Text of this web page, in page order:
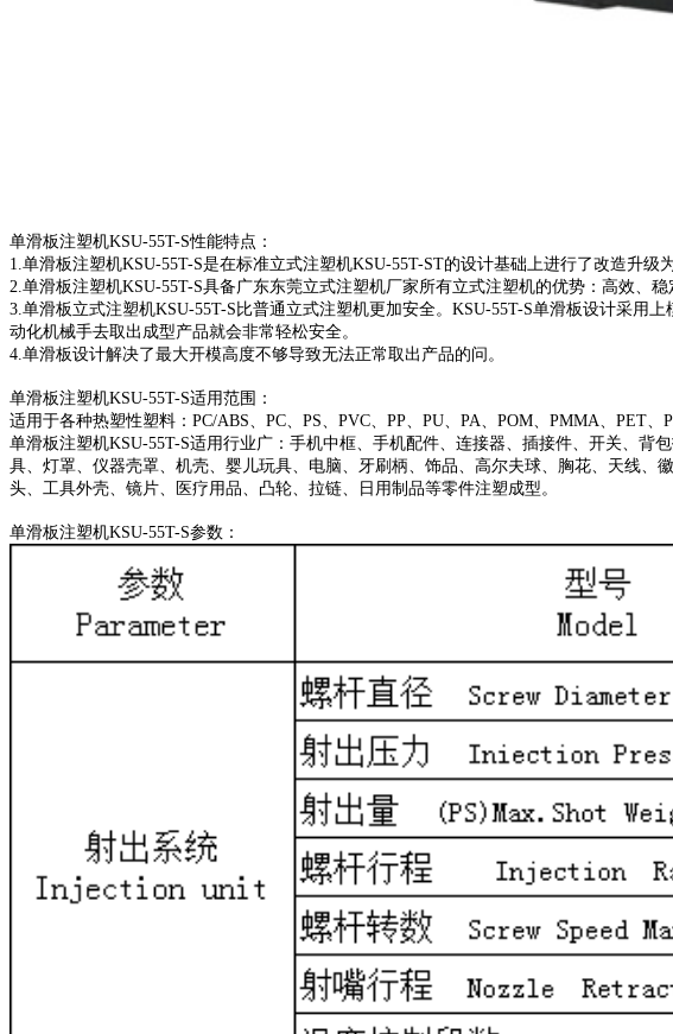
单滑板注塑机KSU-55T-S性能特点：
1.单滑板注塑机KSU-55T-S是在标准立式注塑机KSU-55T-ST的设计基础上进行了改造升级
2.单滑板注塑机KSU-55T-S具备广东东莞立式注塑机厂家所有立式注塑机的优势：高效、
3.单滑板立式注塑机KSU-55T-S比普通立式注塑机更加安全。KSU-55T-S单滑板设计采用
动化机械手去取出成型产品就会非常轻松安全。
4.单滑板设计解决了最大开模高度不够导致无法正常取出产品的问。
单滑板注塑机KSU-55T-S适用范围：
适用于各种热塑性塑料：PC/ABS、PC、PS、PVC、PP、PU、PA、POM、PMMA、PET
单滑板注塑机KSU-55T-S适用行业广：手机中框、手机配件、连接器、插接件、开关、
具、灯罩、仪器壳罩、机壳、婴儿玩具、电脑、牙刷柄、饰品、高尔夫球、胸花、天线
头、工具外壳、镜片、医疗用品、凸轮、拉链、日用制品等零件注塑成型。
单滑板注塑机KSU-55T-S参数：